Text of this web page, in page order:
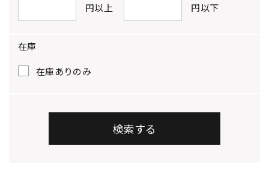
円以上
円以下
在庫
在庫ありのみ